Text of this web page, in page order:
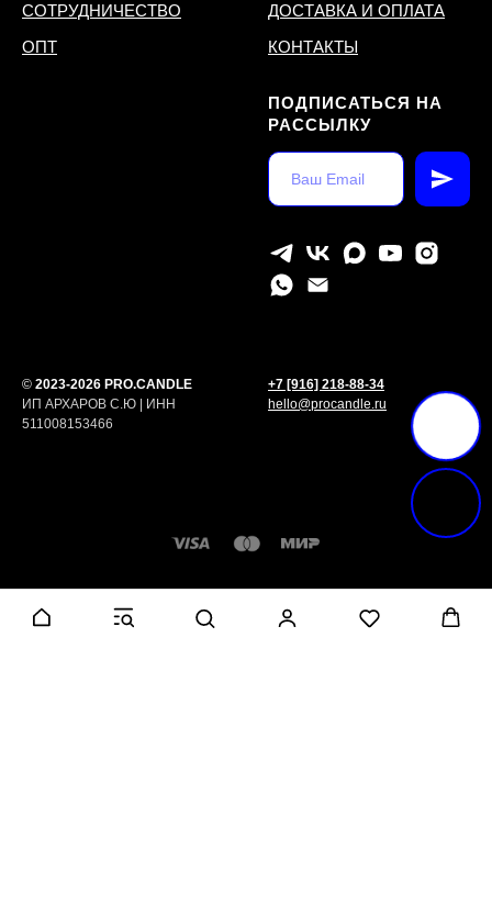
СОТРУДНИЧЕСТВО
ОПТ
ДОСТАВКА И ОПЛАТА
КОНТАКТЫ
ПОДПИСАТЬСЯ НА
РАССЫЛКУ
© 2023-2026 PRO.CANDLE
ИП АРХАРОВ С.Ю | ИНН
511008153466
+7 [916] 218-88-34
hello@procandle.ru
Made on Tilda